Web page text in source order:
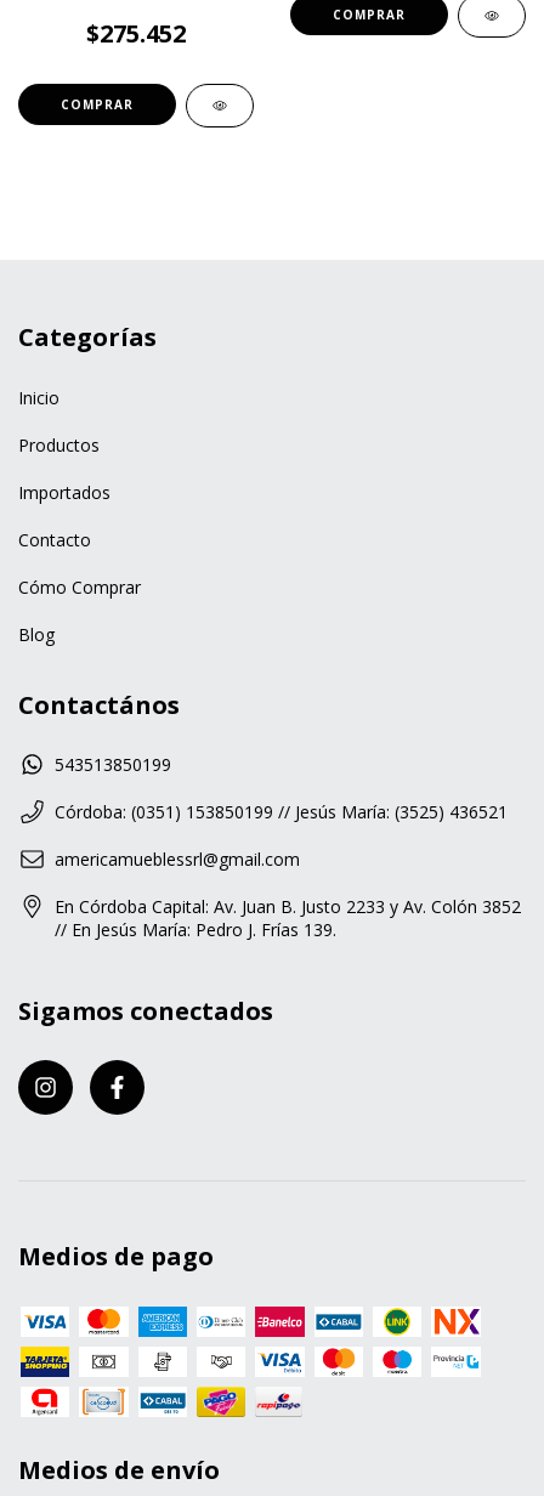
Oficina
$275.452
COMPRAR
Categorías
Inicio
Productos
Importados
Contacto
Cómo Comprar
Blog
Contactános
543513850199
Córdoba: (0351) 153850199 // Jesús María: (3525) 436521
americamueblessrl@gmail.com
En Córdoba Capital: Av. Juan B. Justo 2233 y Av. Colón 3852
// En Jesús María: Pedro J. Frías 139.
Sigamos conectados
Medios de pago
Medios de envío